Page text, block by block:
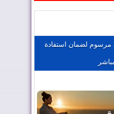
موقعه في صناعة الطيران
مرسوم لضمان استفادة